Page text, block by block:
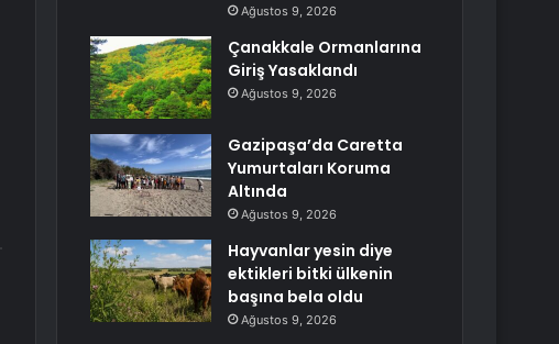
Ağustos 9, 2026
Çanakkale Ormanlarına
Giriş Yasaklandı
Ağustos 9, 2026
Gazipaşa’da Caretta
Yumurtaları Koruma
Altında
Ağustos 9, 2026
Hayvanlar yesin diye
ektikleri bitki ülkenin
başına bela oldu
Ağustos 9, 2026